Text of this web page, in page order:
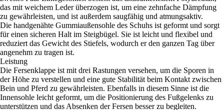
das mit weichem Leder überzogen ist, um eine zehnfache Dämpfung
zu gewährleisten, und ist außerdem saugfähig und atmungsaktiv.
Die handgenähte Gummiaußensohle des Schuhs ist geformt und sorgt
für einen sicheren Halt im Steigbügel. Sie ist leicht und flexibel und
reduziert das Gewicht des Stiefels, wodurch er den ganzen Tag über
angenehm zu tragen ist.
Leistung
Die Fersenklappe ist mit drei Rastungen versehen, um die Sporen in
der Höhe zu verstellen und eine gute Stabilität beim Kontakt zwischen
Bein und Pferd zu gewährleisten. Ebenfalls in diesem Sinne ist die
Innensohle leicht geformt, um die Positionierung des Fußgelenks zu
unterstützen und das Absenken der Fersen besser zu begleiten.